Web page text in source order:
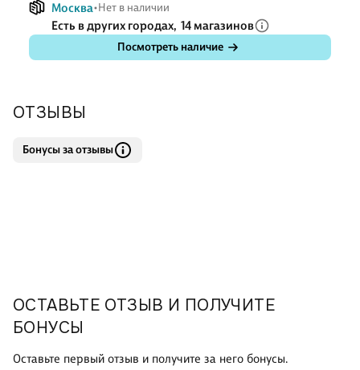
Москва Нет в наличии
Есть в других городах, 14 магазинов
Посмотреть наличие
ОТЗЫВЫ
Бонусы за отзывы
ОСТАВЬТЕ ОТЗЫВ И ПОЛУЧИТЕ
БОНУСЫ
Оставьте первый отзыв и получите за него бонусы.